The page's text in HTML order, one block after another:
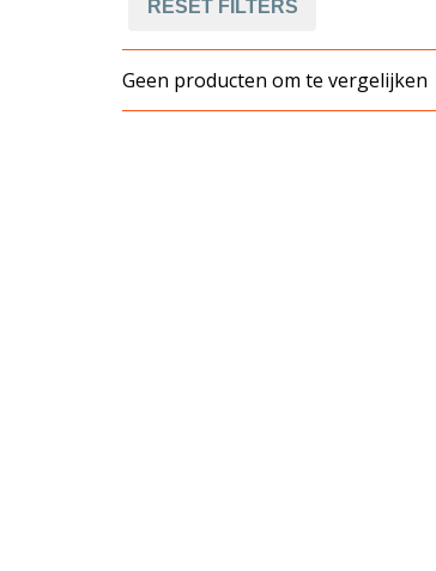
RESET FILTERS
Geen producten om te vergelijken